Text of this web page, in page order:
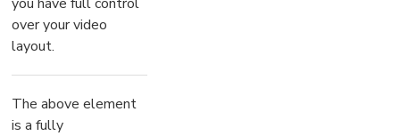
over your video
layout.
The above element
is a fully